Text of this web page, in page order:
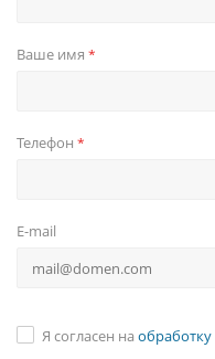
Ваше имя *
Телефон *
E-mail
Я согласен на